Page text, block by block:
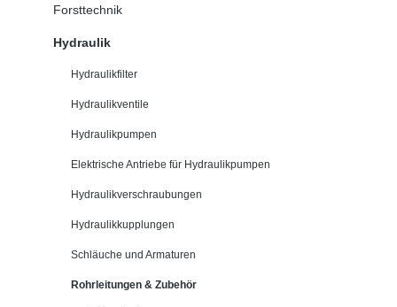
Forsttechnik
Hydraulik
Hydraulikfilter
Hydraulikventile
Hydraulikpumpen
Elektrische Antriebe für Hydraulikpumpen
Hydraulikverschraubungen
Hydraulikkupplungen
Schläuche und Armaturen
Rohrleitungen & Zubehör